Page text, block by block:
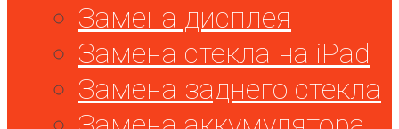
Замена дисплея
Замена стекла на iPad
Замена заднего стекла